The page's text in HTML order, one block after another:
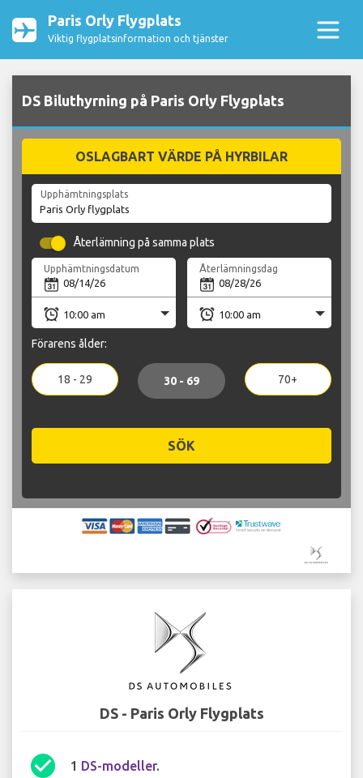
Paris Orly Flygplats
Viktig flygplatsinformation och tjänster
DS Biluthyrning på Paris Orly Flygplats
OSLAGBART VÄRDE PÅ HYRBILAR
Upphämtningsplats
Återlämning på samma plats
Upphämtningsdatum Återlämningsdag
Förarens ålder:
18 - 29 30 - 69 70+
SÖK
DS - Paris Orly Flygplats
check_circle 1 DS-modeller.